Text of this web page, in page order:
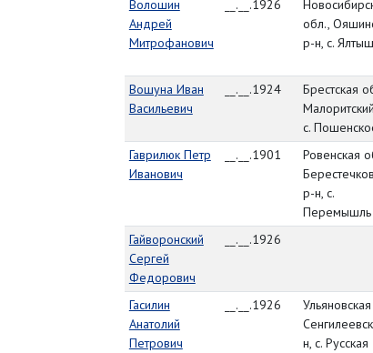
Волошин
Андрей
Митрофанович
__.__.1926
обл.,
р-н, с.
Вошуна Иван
Васильевич
__.__.1924
Брестская
с.
Гаврилюк Петр
Иванович
__.__.1901
Ровенская
р-н, с.
Перемышль
Гайворонский
Сергей
Федорович
__.__.1926
Гасилин
Анатолий
Петрович
__.__.1926
н, с. Русская